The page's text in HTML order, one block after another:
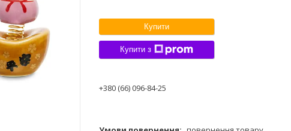
Купити
Купити з
+380 (66) 096-84-25